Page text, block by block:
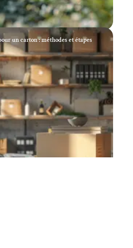
un carton : méthodes et étapes